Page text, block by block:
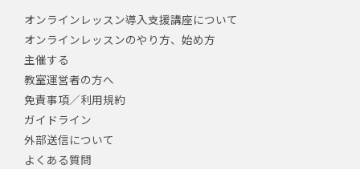
オンラインレッスン導入支援講座について
オンラインレッスンのやり方、始め方
主催する
教室運営者の方へ
免責事項／利用規約
ガイドライン
外部送信について
よくある質問